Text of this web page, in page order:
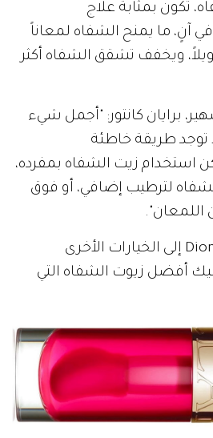
تكون بمثابة علاج
ما يمنح الشفاه لمعاناً
ويخفف تشقق الشفاه أكثر
برايان كانتور: "أجمل شيء
توجد طريقة خاطئة
استخدام زيت الشفاه بمفرده،
لترطيب إضافي، أو فوق
اللمعان".
من زيت Dior Lip Glow Oil إلى الخيارات الأخرى
أفضل زيوت الشفاه التي